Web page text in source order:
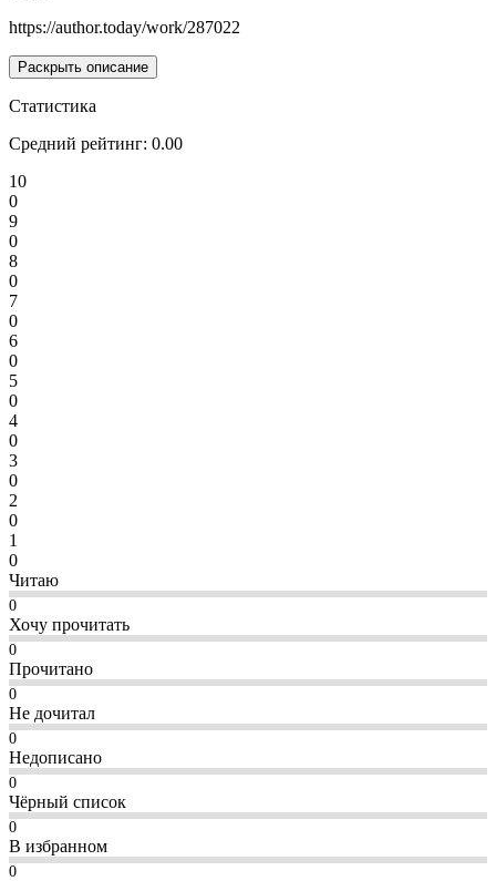
https://author.today/work/287022
Раскрыть описание
Статистика
Средний рейтинг: 0.00
10
0
9
0
8
0
7
0
6
0
5
0
4
0
3
0
2
0
1
0
Читаю
0
Хочу прочитать
0
Прочитано
0
Не дочитал
0
Недописано
0
Чёрный список
0
В избранном
0